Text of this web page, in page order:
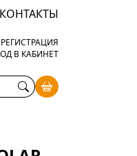
КОНТАКТЫ
РЕГИСТРАЦИЯ
В КАБИНЕТ